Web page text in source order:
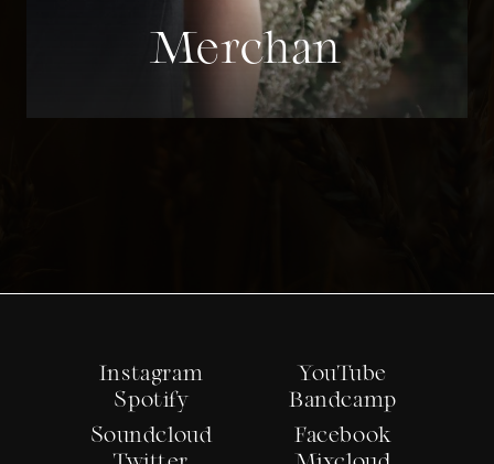
Merchan
Instagram
YouTube
Spotify
Bandcamp
Soundcloud
Facebook